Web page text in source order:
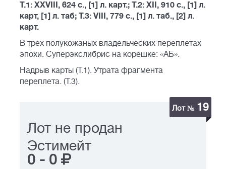
Т.1: XXVIII, 624 c., [1] л. карт.; Т.2: XII, 910 с., [1] л.
карт, [1] л. таб; Т.3: VIII, 779 с., [1] л. таб., [2] л.
карт.
В трех полукожаных владельческих переплетах
эпохи. Суперэкслибрис на корешке: «АБ».
Надрыв карты (T.1). Утрата фрагмента
переплета. (Т.3).
Лот № 19
Лот не продан
Эстимейт
0 - 0